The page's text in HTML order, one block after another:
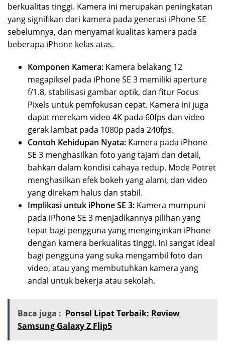
berkualitas tinggi. Kamera ini merupakan peningkatan
yang signifikan dari kamera pada generasi iPhone SE
sebelumnya, dan menyamai kualitas kamera pada
beberapa iPhone kelas atas.
Komponen Kamera: Kamera belakang 12
megapiksel pada iPhone SE 3 memiliki aperture
f/1.8, stabilisasi gambar optik, dan fitur Focus
Pixels untuk pemfokusan cepat. Kamera ini juga
dapat merekam video 4K pada 60fps dan video
gerak lambat pada 1080p pada 240fps.
Contoh Kehidupan Nyata: Kamera pada iPhone
SE 3 menghasilkan foto yang tajam dan detail,
bahkan dalam kondisi cahaya redup. Mode Potret
menghasilkan efek bokeh yang alami, dan video
yang direkam halus dan stabil.
Implikasi untuk iPhone SE 3: Kamera mumpuni
pada iPhone SE 3 menjadikannya pilihan yang
tepat bagi pengguna yang menginginkan iPhone
dengan kamera berkualitas tinggi. Ini sangat ideal
bagi pengguna yang suka mengambil foto dan
video, atau yang membutuhkan kamera yang
andal untuk bekerja atau sekolah.
Baca juga : Ponsel Lipat Terbaik: Review
Samsung Galaxy Z Flip5